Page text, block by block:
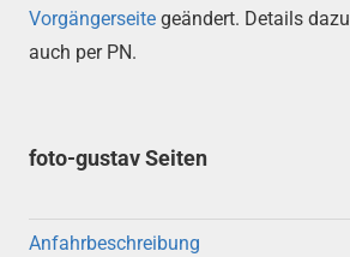
Vorgängerseite geändert. Details dazu
auch per PN.
foto-gustav Seiten
Anfahrbeschreibung